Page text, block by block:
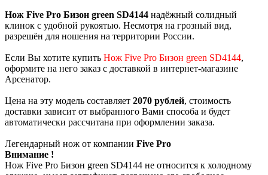
Нож Five Pro Бизон green SD4144 надёжный солидный
клинок с удобной рукоятью. Несмотря на грозный вид,
разрешён для ношения на территории России.
Если Вы хотите купить Нож Five Pro Бизон green SD4144,
оформите на него заказ с доставкой в интернет-магазине
Арсенатор.
Цена на эту модель составляет 2070 рублей, стоимость
доставки зависит от выбранного Вами способа и будет
автоматически рассчитана при оформлении заказа.
Легендарный нож от компании Five Pro
Внимание !
Нож Five Pro Бизон green SD4144 не относится к холодному